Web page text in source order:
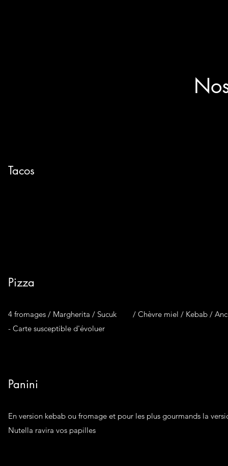
Tacos
Pizza
4 fromages / Margherita / Sucuk / Chèvre miel / Kebab /
- Carte susceptible d'évoluer
Panini
En version kebab ou fromage et pour les plus gourmands la
Nutella ravira vos papilles